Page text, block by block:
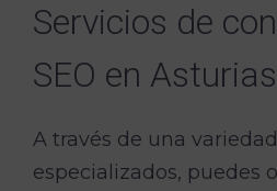
Servicios de
SEO en Asturias
A través de una
especializados, puedes